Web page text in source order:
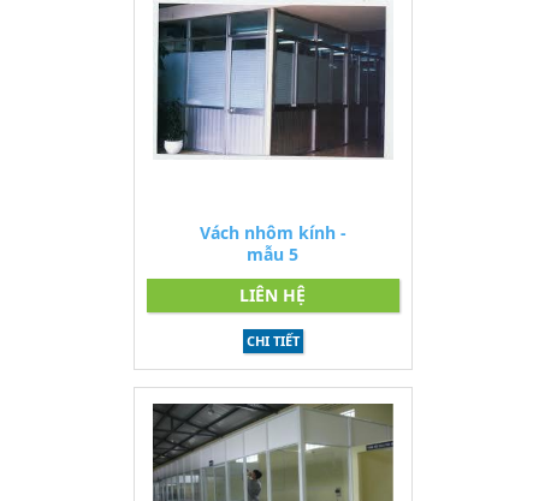
Vách nhôm kính -
mẫu 5
LIÊN HỆ
CHI TIẾT